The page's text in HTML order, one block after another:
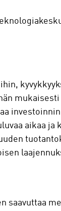
aikaa
saavuttaa